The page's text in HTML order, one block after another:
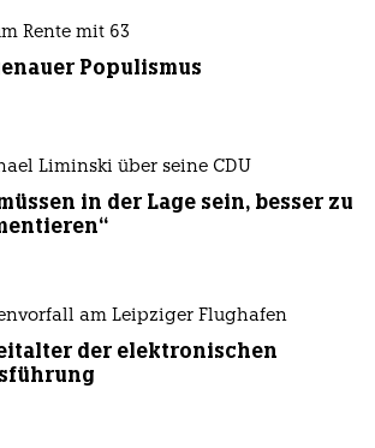
Rente mit 63
Populismus
Liminski über seine CDU
in der Lage sein, besser zu
am Leipziger Flughafen
der elektronischen